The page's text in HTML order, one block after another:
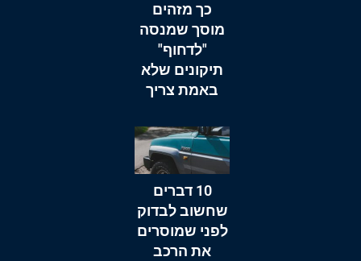
כך מזהים
מוסך שמנסה
"לדחוף"
תיקונים שלא
באמת צריך
10 דברים
שחשוב לבדוק
לפני שמוסרים
את הרכב